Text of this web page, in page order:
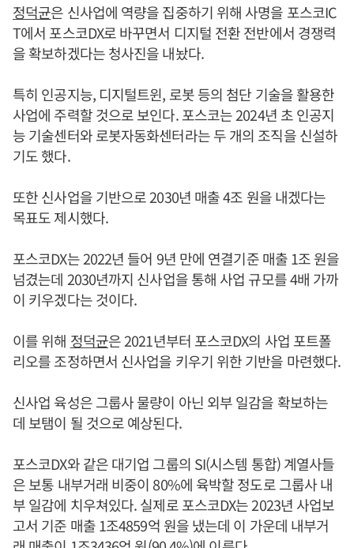
정덕균은 신사업에 역량을 집중하기 위해 사명을 포스코IC
T에서 포스코DX로 바꾸면서 디지털 전환 전반에서 경쟁력
을 확보하겠다는 청사진을 내놨다.
특히 인공지능, 디지털트윈, 로봇 등의 첨단 기술을 활용한
사업에 주력할 것으로 보인다. 포스코는 2024년 초 인공지
능 기술센터와 로봇자동화센터라는 두 개의 조직을 신설하
기도 했다.
또한 신사업을 기반으로 2030년 매출 4조 원을 내겠다는
목표도 제시했다.
포스코DX는 2022년 들어 9년 만에 연결기준 매출 1조 원을
넘겼는데 2030년까지 신사업을 통해 사업 규모를 4배 가까
이 키우겠다는 것이다.
이를 위해 정덕균은 2021년부터 포스코DX의 사업 포트폴
리오를 조정하면서 신사업을 키우기 위한 기반을 마련했다.
신사업 육성은 그룹사 물량이 아닌 외부 일감을 확보하는
데 보탬이 될 것으로 예상된다.
포스코DX와 같은 대기업 그룹의 SI(시스템 통합) 계열사들
은 보통 내부거래 비중이 80%에 육박할 정도로 그룹사 내
부 일감에 치우쳐있다. 실제로 포스코DX는 2023년 사업보
고서 기준 매출 1조4859억 원을 냈는데 이 가운데 내부거